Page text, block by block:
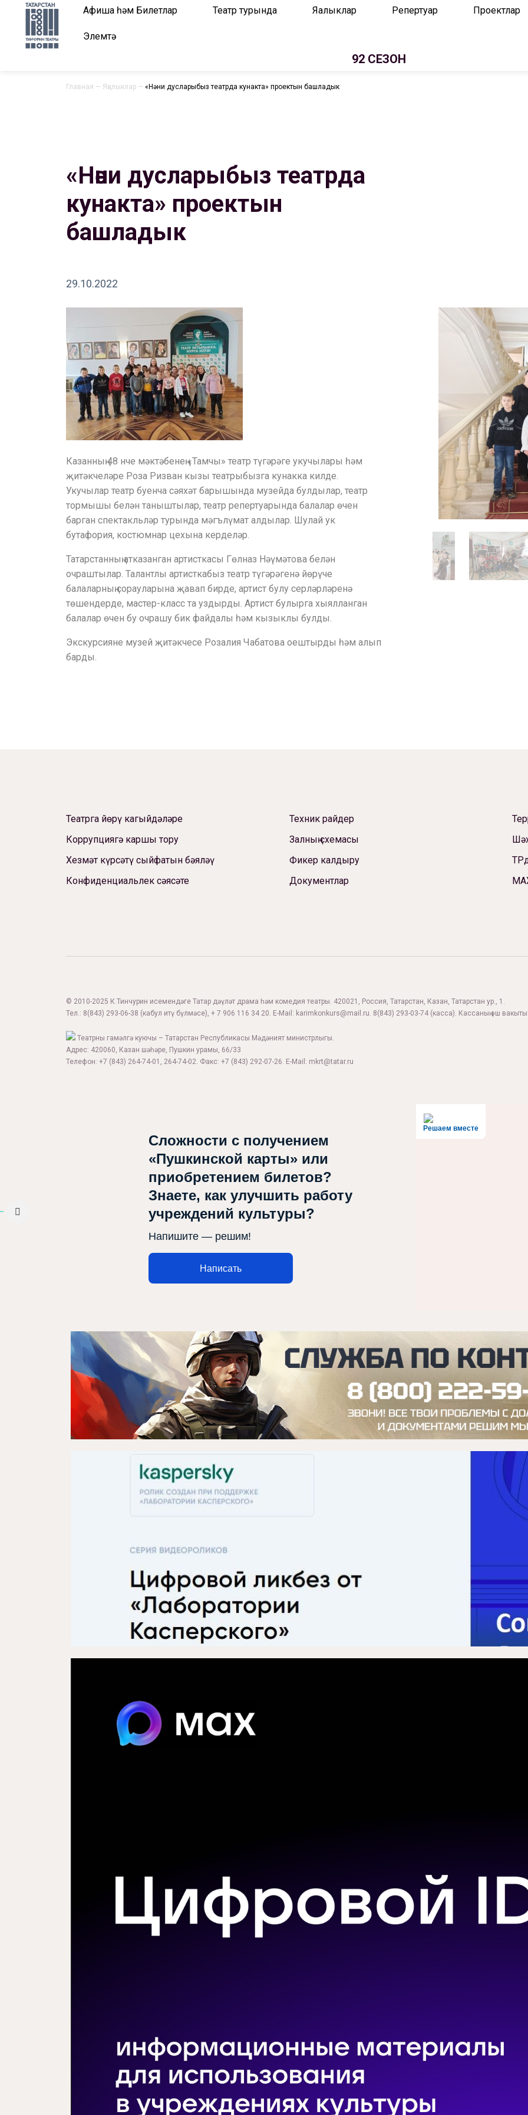
Афиша һәм Билетлар Театр турында Яңалыклар Репертуар Проектлар
Элемтә
92 СЕЗОН
Театр турында
Театр тарихы
Коллектив
Кунак бүлмәсе
Документлар
Главная — Яңалыклар — «Нәни дусларыбыз театрда кунакта» проектын башладык
«Нәни дусларыбыз театрда
кунакта» проектын
башладык
29.10.2022
Казанның 48 нче мәктәбенең «Тамчы» театр түгәрәге укучылары һәм
җитәкчеләре Роза Ризван кызы театрыбызга кунакка килде.
Укучылар театр буенча сәяхәт барышында музейда булдылар, театр
тормышы белән таныштылар, театр репертуарында балалар өчен
барган спектакльләр турында мәгълүмат алдылар. Шулай ук
бутафория, костюмнар цехына керделәр.
Татарстанның атказанган артисткасы Гөлназ Нәүмәтова белән
очраштылар. Талантлы артисткабыз театр түгәрәгенә йөрүче
балаларның сорауларына җавап бирде, артист булу серләрләренә
төшендерде, мастер-класс та уздырды. Артист булырга хыялланган
балалар өчен бу очрашу бик файдалы һәм кызыклы булды.
Экскурсияне музей җитәкчесе Розалия Чабатова оештырды һәм алып
барды.
Театрга йөрү кагыйдәләре
Коррупциягә каршы тору
Хезмәт күрсәтү сыйфатын бәяләү
Конфиденциальлек сәясәте
Техник райдер
Залның схемасы
Фикер калдыру
Документлар
© 2010-2025 К.Тинчурин исемендәге Татар дәүләт драма һәм комедия театры. 420021, Россия, Татарстан, Казан, Татарстан ур., 1.
Тел.: 8(843) 293-06-38 (кабул итү бүлмәсе), + 7 906 116 34 20. E-Mail: karimkonkurs@mail.ru. 8(843) 293-03-74 (касса). Кассаның эш
Театрны гамәлгә куючы – Татарстан Республикасы Мәдәният министрлыгы.
Адрес: 420060, Казан шәһәре, Пушкин урамы, 66/33
Телефон: +7 (843) 264-74-01, 264-74-02. Факс: +7 (843) 292-07-26. E-Mail: mkrt@tatar.ru
Решаем вместе
Сложности с получением
«Пушкинской карты» или
приобретением билетов?
Знаете, как улучшить работу
учреждений культуры?
Напишите — решим!
Написать